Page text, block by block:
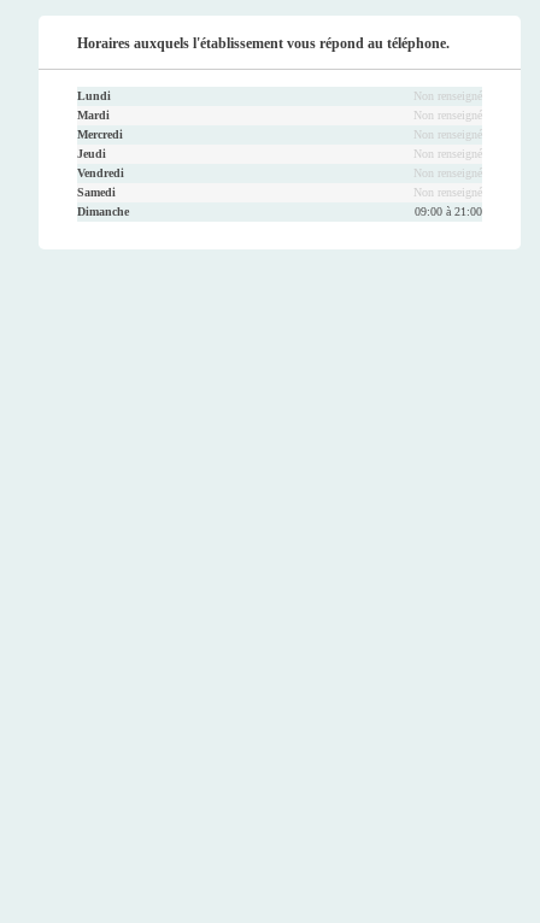
ook
er
be
ram
Horaires auxquels l'établissement vous répond au téléphone.
Lundi
Non renseigné
Mardi
Non renseigné
Mercredi
Non renseigné
Jeudi
Non renseigné
Vendredi
Non renseigné
Samedi
Non renseigné
Dimanche
09:00 à 21:00